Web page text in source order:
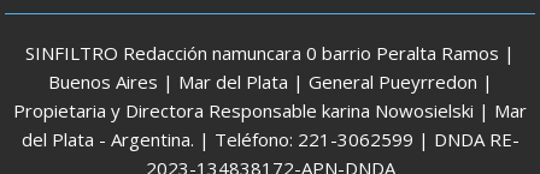
SINFILTRO Redacción namuncara 0 barrio Peralta Ramos |
Buenos Aires | Mar del Plata | General Pueyrredon |
Propietaria y Directora Responsable karina Nowosielski | Mar
del Plata - Argentina. | Teléfono: 221-3062599 | DNDA RE-
2023-134838172-APN-DNDA